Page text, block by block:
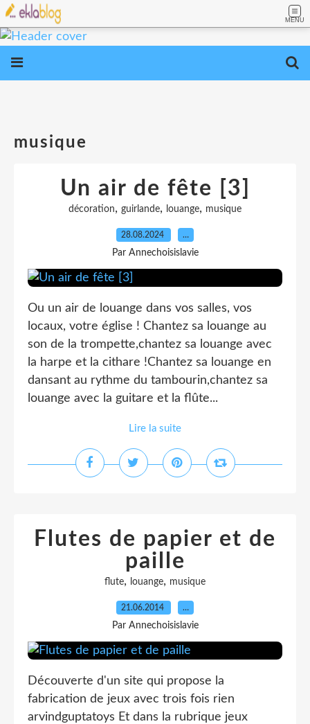
MENU
musique
Un air de fête [3]
décoration, guirlande, louange, musique
28.08.2024 …
Par Annechoisislavie
Ou un air de louange dans vos salles, vos
locaux, votre église ! Chantez sa louange au
son de la trompette,chantez sa louange avec
la harpe et la cithare !Chantez sa louange en
dansant au rythme du tambourin,chantez sa
louange avec la guitare et la flûte...
Lire la suite
Flutes de papier et de
paille
flute, louange, musique
21.06.2014 …
Par Annechoisislavie
Découverte d'un site qui propose la
fabrication de jeux avec trois fois rien
arvindguptatoys Et dans la rubrique jeux